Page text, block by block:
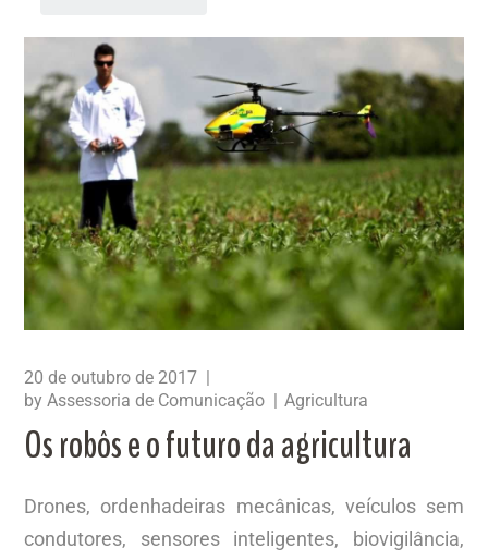
20 de outubro de 2017
byAssessoria de Comunicação Agricultura
Os robôs e o futuro da agricultura
Drones, ordenhadeiras mecânicas, veículos sem
condutores, sensores inteligentes, biovigilância,